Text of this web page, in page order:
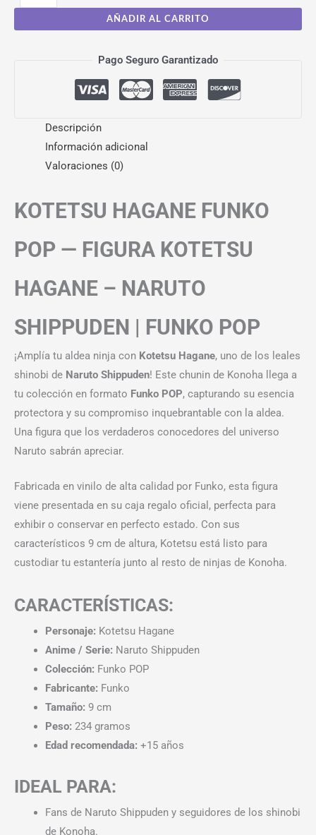
AÑADIR AL CARRITO
Pago Seguro Garantizado
Descripción
Información adicional
Valoraciones (0)
KOTETSU HAGANE FUNKO
POP — FIGURA KOTETSU
HAGANE – NARUTO
SHIPPUDEN | FUNKO POP
¡Amplía tu aldea ninja con Kotetsu Hagane, uno de los leales
shinobi de Naruto Shippuden! Este chunin de Konoha llega a
tu colección en formato Funko POP, capturando su esencia
protectora y su compromiso inquebrantable con la aldea.
Una figura que los verdaderos conocedores del universo
Naruto sabrán apreciar.
Fabricada en vinilo de alta calidad por Funko, esta figura
viene presentada en su caja regalo oficial, perfecta para
exhibir o conservar en perfecto estado. Con sus
característicos 9 cm de altura, Kotetsu está listo para
custodiar tu estantería junto al resto de ninjas de Konoha.
CARACTERÍSTICAS:
Personaje: Kotetsu Hagane
Anime / Serie: Naruto Shippuden
Colección: Funko POP
Fabricante: Funko
Tamaño: 9 cm
Peso: 234 gramos
Edad recomendada: +15 años
IDEAL PARA:
Fans de Naruto Shippuden y seguidores de los shinobi
de Konoha.